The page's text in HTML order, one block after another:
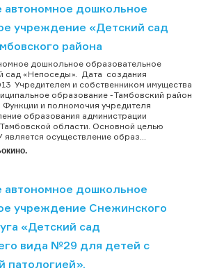
автономное дошкольное
учреждение «Детский сад
района
дошкольное образовательное
сад «Непоседы». Дата создания
Учредителем и собственником имущества
образование - Тамбовский район
и полномочия учредителя
образования администрации
области. Основной целью
осуществление образ...
автономное дошкольное
учреждение Снежинского
«Детский сад
вида №29 для детей с
патологией».